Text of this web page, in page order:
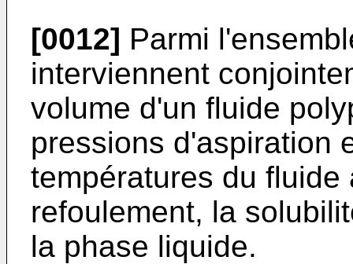
[0012] Parmi
interviennent
volume d'un fluide
pressions d'aspiration
températures du
refoulement, la
la phase liquide.